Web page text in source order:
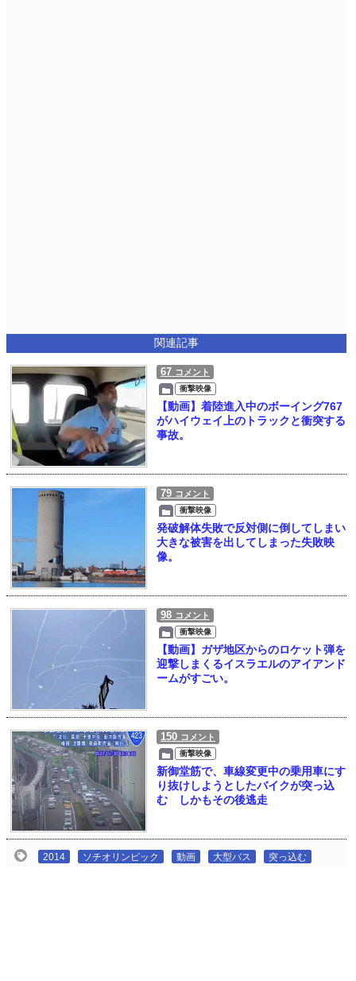
関連記事
67 コメント
衝撃映像
【動画】着陸進入中のボーイング767
がハイウェイ上のトラックと衝突する
事故。
79 コメント
衝撃映像
発破解体失敗で反対側に倒してしまい
大きな被害を出してしまった失敗映
像。
98 コメント
衝撃映像
【動画】ガザ地区からのロケット弾を
迎撃しまくるイスラエルのアイアンド
ームがすごい。
150 コメント
衝撃映像
新御堂筋で、車線変更中の乗用車にす
り抜けしようとしたバイクが突っ込
む しかもその後逃走
2014 ソチオリンピック 動画 大型バス 突っ込む